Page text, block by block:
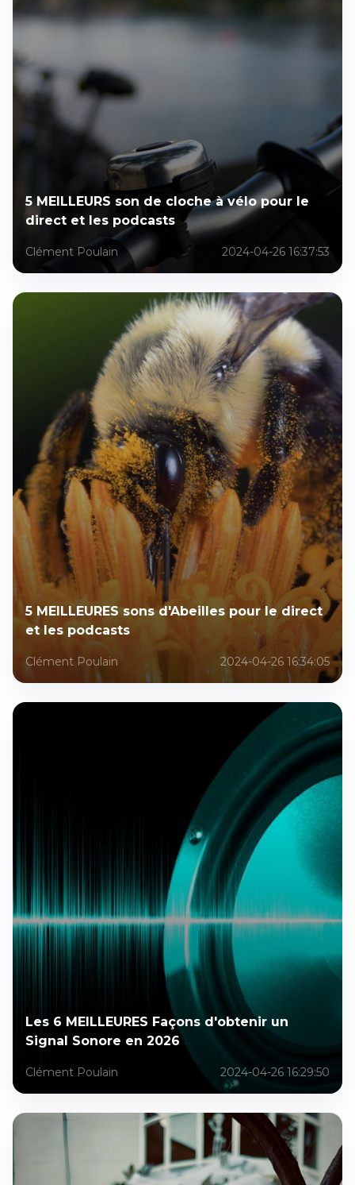
5 MEILLEURS son de cloche à vélo pour le
direct et les podcasts
Clément Poulain 2024-04-26 16:37:53
5 MEILLEURES sons d'Abeilles pour le direct
et les podcasts
Clément Poulain 2024-04-26 16:34:05
Les 6 MEILLEURES Façons d'obtenir un
Signal Sonore en 2026
Clément Poulain 2024-04-26 16:29:50